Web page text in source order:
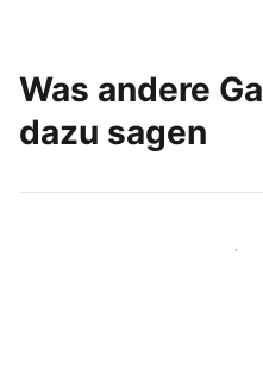
Was andere
dazu sagen
Schließen Sie sich